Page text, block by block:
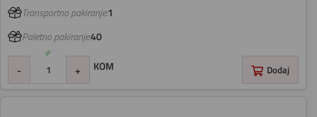
Transportno pakiranje:1
Paletno pakiranje:40
- + KOM Dodaj